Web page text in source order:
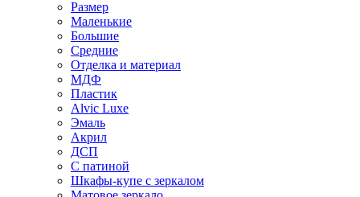
Размер
Маленькие
Большие
Средние
Отделка и материал
МДФ
Пластик
Alvic Luxe
Эмаль
Акрил
ДСП
С патиной
Шкафы-купе с зеркалом